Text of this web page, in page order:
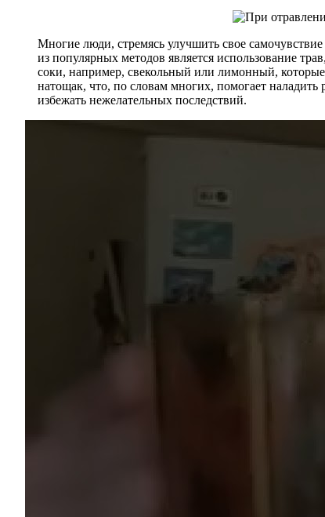
Многие люди, стремясь улучшить свое
из популярных методов является использование
соки, например, свекольный или лимонный,
натощак, что, по словам многих, помогает
избежать нежелательных последствий.